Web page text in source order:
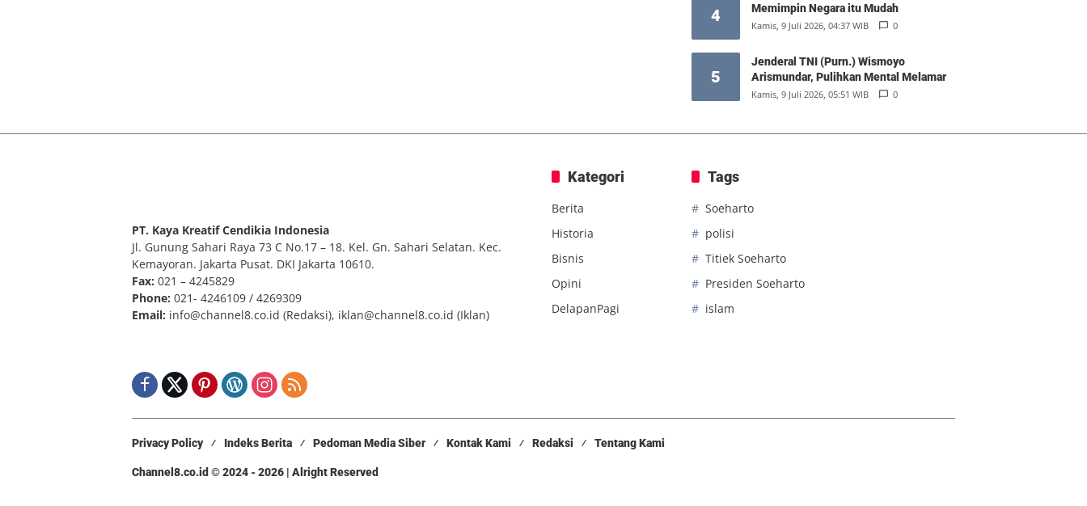
4 Memimpin Negara itu Mudah
Kamis, 9 Juli 2026, 04:37 WIB 0
5
Jenderal TNI (Purn.) Wismoyo
Arismundar, Pulihkan Mental Melamar
Kamis, 9 Juli 2026, 05:51 WIB 0
PT. Kaya Kreatif Cendikia Indonesia
Jl. Gunung Sahari Raya 73 C No.17 – 18. Kel. Gn. Sahari Selatan. Kec.
Kemayoran. Jakarta Pusat. DKI Jakarta 10610.
Fax: 021 – 4245829
Phone: 021- 4246109 / 4269309
Email: info@channel8.co.id (Redaksi), iklan@channel8.co.id (Iklan)
Kategori
Berita
Historia
Bisnis
Opini
DelapanPagi
Tags
Soeharto
polisi
Titiek Soeharto
Presiden Soeharto
islam
Privacy Policy Indeks Berita Pedoman Media Siber Kontak Kami Redaksi Tentang Kami
Channel8.co.id © 2024 - 2026 | Alright Reserved